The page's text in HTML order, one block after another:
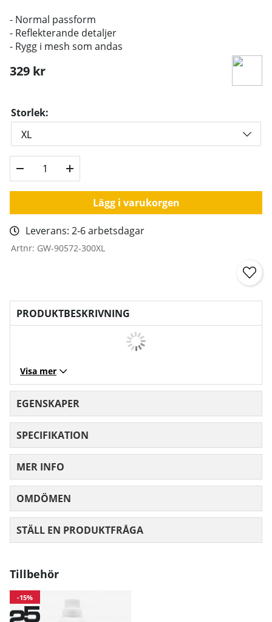
- Normal passform
- Reflekterande detaljer
- Rygg i mesh som andas
329 kr
Storlek:
Lägg i varukorgen
Leverans: 2-6 arbetsdagar
Artnr: GW-90572-300XL
PRODUKTBESKRIVNING
Visa mer
EGENSKAPER
SPECIFIKATION
MER INFO
OMDÖMEN
STÄLL EN PRODUKTFRÅGA
Tillbehör
-15%